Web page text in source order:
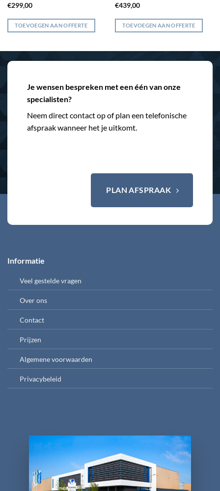
€299,00
TOEVOEGEN AAN OFFERTE
€439,00
TOEVOEGEN AAN OFFERTE
Je wensen bespreken met een één van onze
specialisten?
Neem direct contact op of plan een telefonische
afspraak wanneer het je uitkomt.
PLAN AFSPRAAK
Informatie
Veel gestelde vragen
Over ons
Contact
Prijzen
Algemene voorwaarden
Privacybeleid